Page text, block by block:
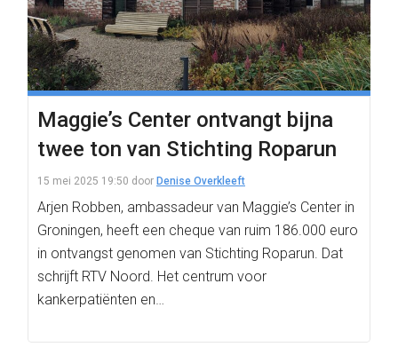
Maggie’s Center ontvangt bijna
twee ton van Stichting Roparun
15 mei 2025 19:50 door Denise Overkleeft
Arjen Robben, ambassadeur van Maggie’s Center in
Groningen, heeft een cheque van ruim 186.000 euro
in ontvangst genomen van Stichting Roparun. Dat
schrijft RTV Noord. Het centrum voor
kankerpatiënten en…